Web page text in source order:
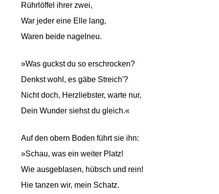
Rührlöffel ihrer zwei,
War jeder eine Elle lang,
Waren beide nagelneu.
»Was guckst du so erschrocken?
Denkst wohl, es gäbe Streich'?
Nicht doch, Herzliebster, warte nur,
Dein Wunder siehst du gleich.«
Auf den obern Boden führt sie ihn:
»Schau, was ein weiter Platz!
Wie ausgeblasen, hübsch und rein!
Hie tanzen wir, mein Schatz.